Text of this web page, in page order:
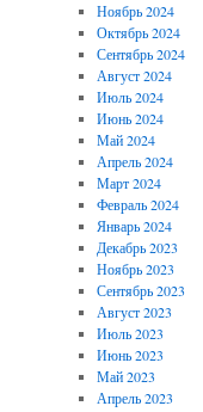
Ноябрь 2024
Октябрь 2024
Сентябрь 2024
Август 2024
Июль 2024
Июнь 2024
Май 2024
Апрель 2024
Март 2024
Февраль 2024
Январь 2024
Декабрь 2023
Ноябрь 2023
Сентябрь 2023
Август 2023
Июль 2023
Июнь 2023
Май 2023
Апрель 2023